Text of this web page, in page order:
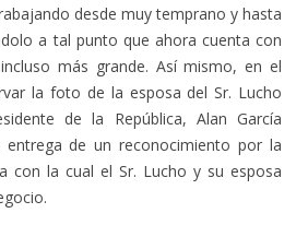
desde muy temprano y hasta
a tal punto que ahora cuenta con
más grande. Así mismo, en el
la foto de la esposa del Sr. Lucho
de la República, Alan García
entrega de un reconocimiento por la
con la cual el Sr. Lucho y su esposa